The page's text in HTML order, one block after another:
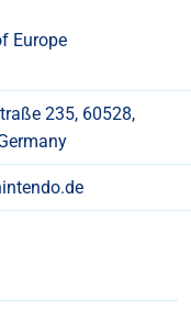
Europe
235, 60528,